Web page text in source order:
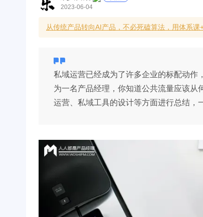
2023-06-04
从传统产品转向AI产品，不必死磕算法，用体系
私域运营已经成为了许多企业的标配动作
为一名产品经理，你知道公共流量应该
运营、私域工具的设计等方面进行总结，